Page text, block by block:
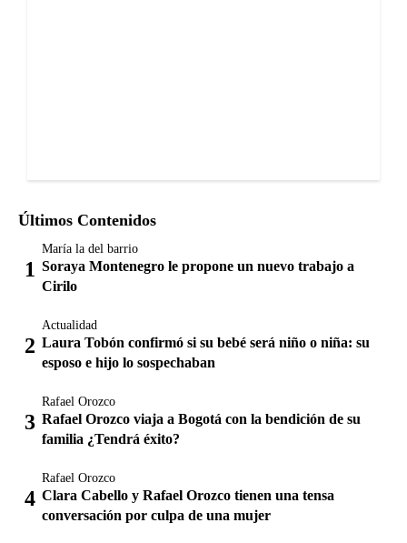
Últimos Contenidos
María la del barrio
Soraya Montenegro le propone un nuevo trabajo a
Cirilo
Actualidad
Laura Tobón confirmó si su bebé será niño o niña: su
esposo e hijo lo sospechaban
Rafael Orozco
Rafael Orozco viaja a Bogotá con la bendición de su
familia ¿Tendrá éxito?
Rafael Orozco
Clara Cabello y Rafael Orozco tienen una tensa
conversación por culpa de una mujer